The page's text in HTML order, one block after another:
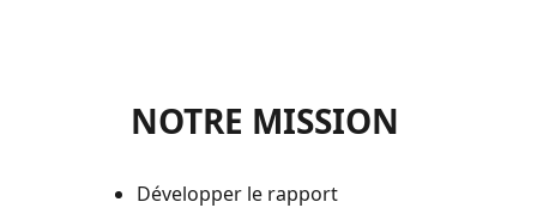
NOTRE MISSION
Développer le rapport